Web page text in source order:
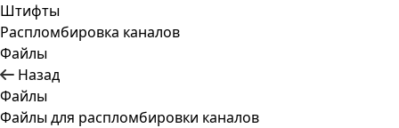
Штифты
Распломбировка каналов
Файлы
Назад
Файлы
Файлы для распломбировки каналов